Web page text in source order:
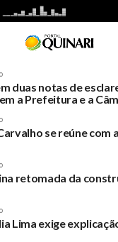
duas notas de
a Prefeitura e a
se reúne com
retomada da
Lima exige